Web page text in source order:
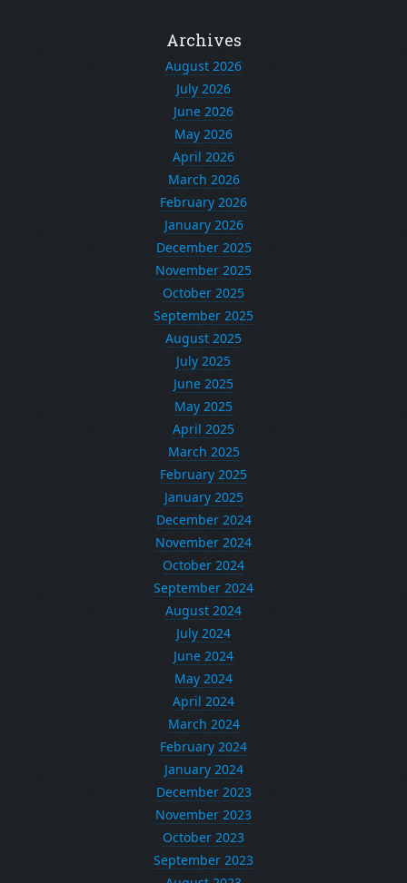
Archives
August 2026
July 2026
June 2026
May 2026
April 2026
March 2026
February 2026
January 2026
December 2025
November 2025
October 2025
September 2025
August 2025
July 2025
June 2025
May 2025
April 2025
March 2025
February 2025
January 2025
December 2024
November 2024
October 2024
September 2024
August 2024
July 2024
June 2024
May 2024
April 2024
March 2024
February 2024
January 2024
December 2023
November 2023
October 2023
September 2023